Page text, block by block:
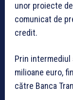
unor proiecte
comunicat de
credit.
Prin
milioane euro,
către Banca